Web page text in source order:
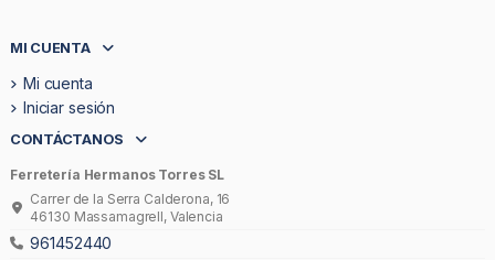
MI CUENTA
Mi cuenta
Iniciar sesión
CONTÁCTANOS
Ferretería Hermanos Torres SL
Carrer de la Serra Calderona, 16
46130 Massamagrell, Valencia
961452440